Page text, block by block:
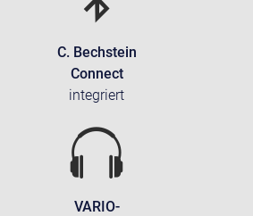
C. Bechstein
Connect
integriert
VARIO-